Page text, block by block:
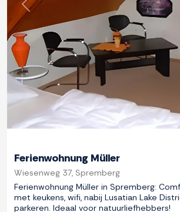
Previous
Ferienwohnung Müller
Wiesenweg 37, Spremberg
Ferienwohnung Müller in Spremberg:
met keukens, wifi, nabij Lusatian Lake
parkeren. Ideaal voor natuurliefhebbers!